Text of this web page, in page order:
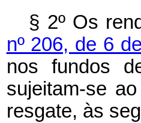
§ 2º Os
nº 206, de 6
nos fundos
sujeitam-se
resgate, às